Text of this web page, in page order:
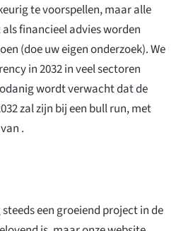
te voorspellen, maar alle
financieel advies worden
(doe uw eigen onderzoek). We
in 2032 in veel sectoren
wordt verwacht dat de
zal zijn bij een bull run, met
.
een groeiend project in de